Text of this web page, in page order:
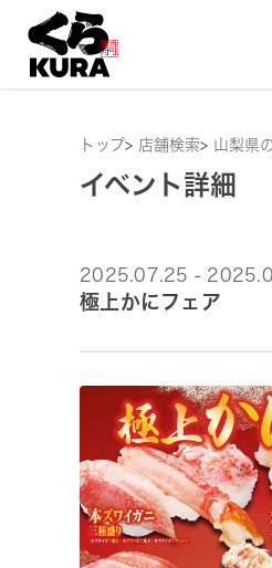
トップ> 店舗検索> 山梨県
イベント詳細
2025.07.25 -
極上かにフェア